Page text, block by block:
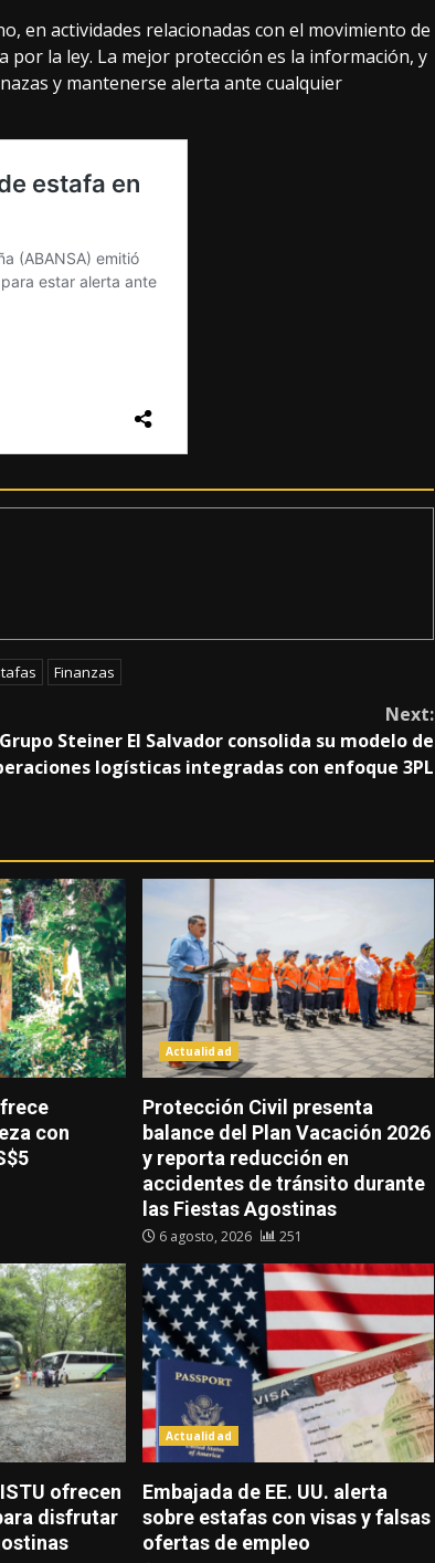
en actividades relacionadas con el movimiento de
la ley. La mejor protección es la información, y
y mantenerse alerta ante cualquier
Finanzas
Next:
Grupo Steiner El Salvador consolida su modelo de
logísticas integradas con enfoque 3PL
con
Actualidad
Protección Civil presenta
balance del Plan Vacación 2026
y reporta reducción en
accidentes de tránsito durante
las Fiestas Agostinas
6 agosto, 2026 251
ofrecen
disfrutar
Actualidad
Embajada de EE. UU. alerta
sobre estafas con visas y falsas
ofertas de empleo